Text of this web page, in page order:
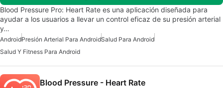
Blood Pressure Pro: Heart Rate es una aplicación diseñada para
ayudar a los usuarios a llevar un control eficaz de su presión arterial
y…
AndroidPresión Arterial Para AndroidSalud Para Android
Salud Y Fitness Para Android
Blood Pressure - Heart Rate